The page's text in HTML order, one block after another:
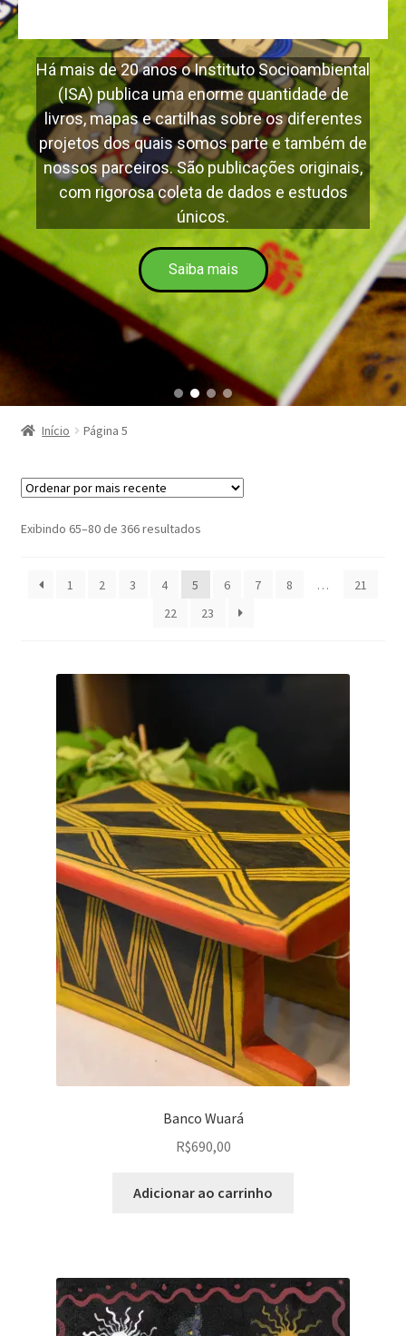
de 20 anos o Instituto Socioambiental
uma enorme quantidade de
e cartilhas sobre os diferentes
dos quais somos parte e também de
São publicações originais,
coleta de dados e estudos
Saiba mais
Início Página 5
Exibindo 65–80 de 366 resultadosClassificado
mais
recente
1 2 3 4 5 6 7 8 …
21
22
23
Banco Wuará
R$690,00
Adicionar ao carrinho